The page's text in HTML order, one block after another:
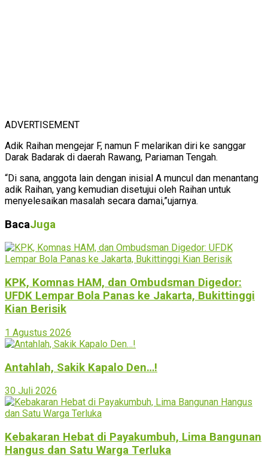
ADVERTISEMENT
Adik Raihan mengejar F, namun F melarikan diri ke sanggar
Darak Badarak di daerah Rawang, Pariaman Tengah.
“Di sana, anggota lain dengan inisial A muncul dan menantang
adik Raihan, yang kemudian disetujui oleh Raihan untuk
menyelesaikan masalah secara damai,”ujarnya.
BacaJuga
KPK, Komnas HAM, dan Ombudsman Digedor:
UFDK Lempar Bola Panas ke Jakarta, Bukittinggi
Kian Berisik
1 Agustus 2026
Antahlah, Sakik Kapalo Den…!
30 Juli 2026
Kebakaran Hebat di Payakumbuh, Lima Bangunan
Hangus dan Satu Warga Terluka